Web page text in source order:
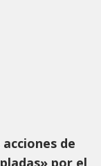
de
por el